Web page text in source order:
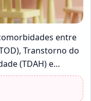
entre
Transtorno do
(TDAH) e
Compreender